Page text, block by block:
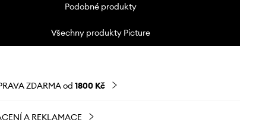
Podobné produkty
Všechny produkty Picture
ZDARMA od 1800 Kč
A REKLAMACE